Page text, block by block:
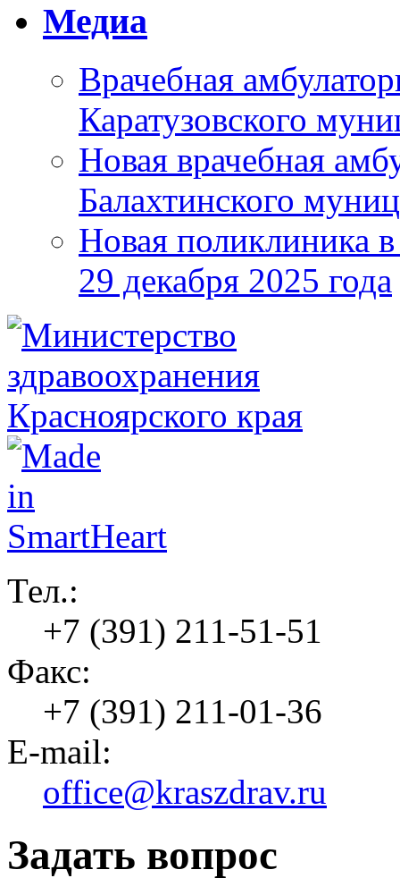
Медиа
Врачебная
Каратузовского
Новая врачебная
Балахтинского
Новая поликлиника
29 декабря 2025 года
Тел.:
+7 (391) 211-51-51
Факс:
+7 (391) 211-01-36
E-mail:
office@kraszdrav.ru
Задать вопрос